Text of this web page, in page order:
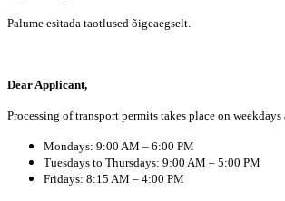
Palume esitada taotlused õigeaegselt.
Dear Applicant,
Processing of transport permits takes place on
Mondays: 9:00 AM – 6:00 PM
Tuesdays to Thursdays: 9:00 AM – 5:00 PM
Fridays: 8:15 AM – 4:00 PM